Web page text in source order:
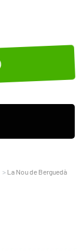
La Nou de Berguedà